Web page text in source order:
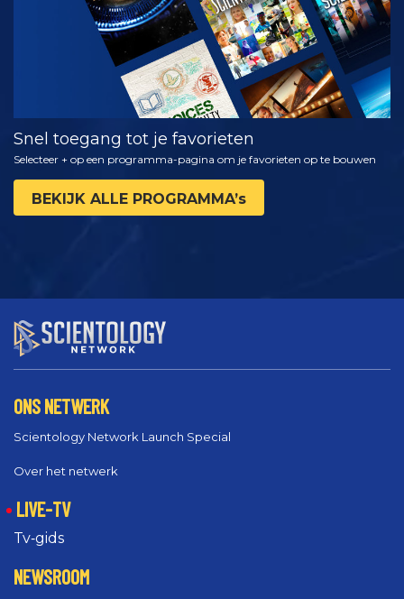
Snel toegang tot je favorieten
Selecteer + op een programma-pagina om je favorieten op te bouwen
BEKIJK ALLE PROGRAMMA’s
ONS NETWERK
Scientology Network Launch Special
Over het netwerk
LIVE-TV
Tv‑gids
NEWSROOM